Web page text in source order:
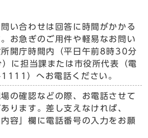
い合わせは回答に時間がかかる
お急ぎのご用件や軽易なお問い
開庁時間内（平日午前8時30分
に担当課または市役所代表（電
）へお電話ください。
の確認などの際、お電話させて
ります。差し支えなければ、
内容」欄に電話番号の入力をお願